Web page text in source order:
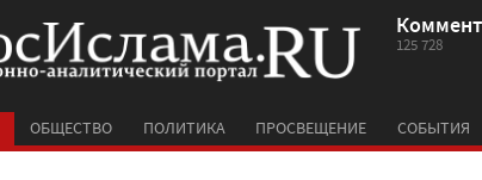
125 728
ОБЩЕСТВО ПОЛИТИКА ПРОСВЕЩЕНИЕ СОБЫТИЯ